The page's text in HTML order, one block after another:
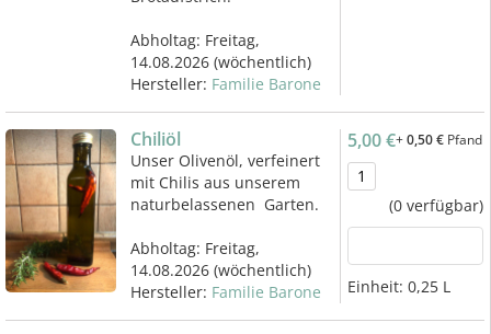
Abholtag: Freitag,
14.08.2026(wöchentlich)
Hersteller: Familie Barone
Chiliöl
Unser Olivenöl, verfeinert
mit Chilis aus unserem
naturbelassenen Garten.
Abholtag: Freitag,
14.08.2026(wöchentlich)
Hersteller: Familie Barone
5,00 €+0,50 €Pfand
(0 verfügbar)
Einheit: 0,25 L